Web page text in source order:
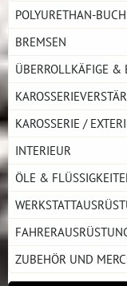
POLYURETHAN-
BREMSEN
ÜBERROLLKÄFIGE &
KAROSSERIE /
INTERIEUR
ÖLE &
ZUBEHÖR UND